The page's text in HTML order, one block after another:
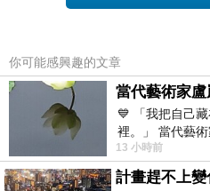
「2020百年勝景耀新
作品，讓民眾有機會
虎頭埤美景。
為加強防疫，虎頭埤
你可能感興趣的文章
💙 「我把自己
裡。」 當代藝
抽象韻味的新作
13 小時前